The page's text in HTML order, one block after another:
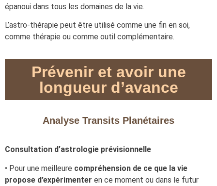
épanoui dans tous les domaines de la vie.
L’astro-thérapie peut être utilisé comme une fin en soi,
comme thérapie ou comme outil complémentaire.
Prévenir et avoir une
longueur d’avance
Analyse Transits Planétaires
Consultation d’astrologie prévisionnelle
• Pour une meilleure compréhension de ce que la vie
propose d’expérimenter en ce moment ou dans le futur